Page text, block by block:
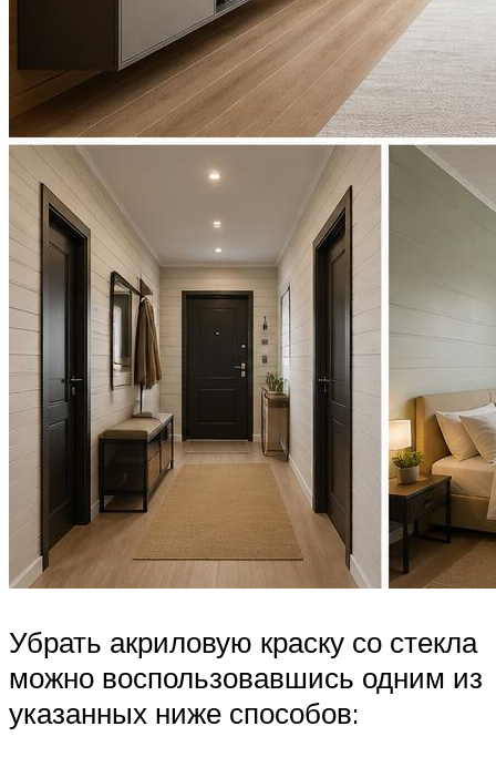
Убрать акриловую краску со стекла
можно воспользовавшись одним из
указанных ниже способов: